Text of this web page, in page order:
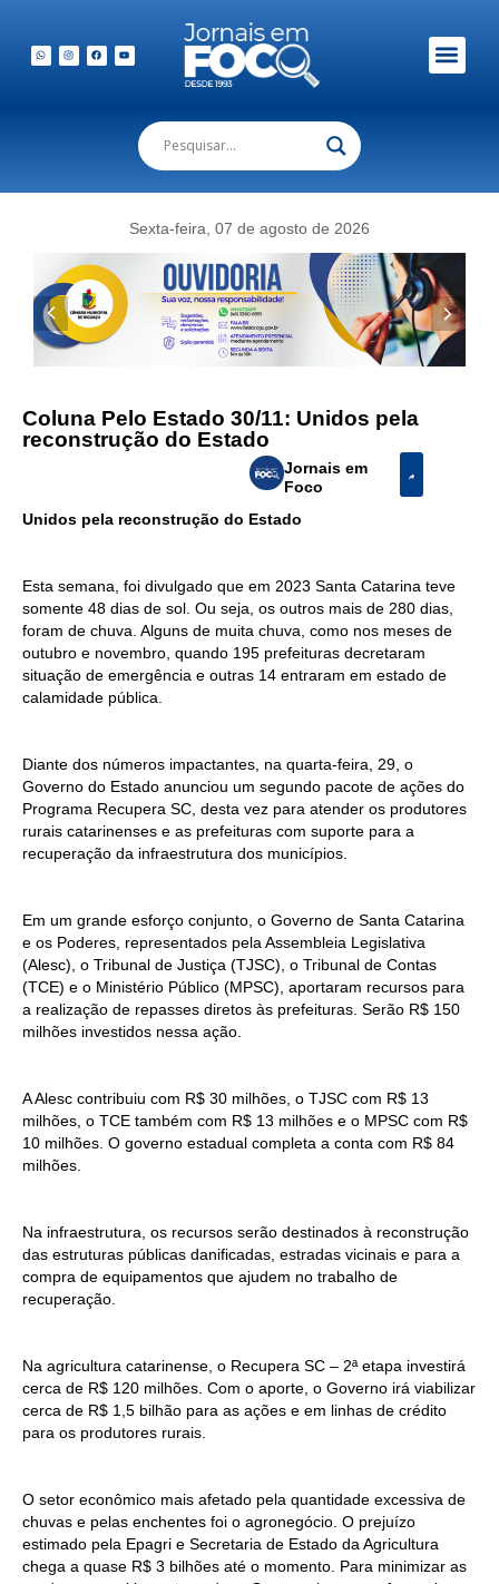
Sexta-feira, 07 de agosto de 2026
Coluna Pelo Estado 30/11: Unidos pela
reconstrução do Estado
Jornais em
Foco
Unidos pela reconstrução do Estado
Esta semana, foi divulgado que em 2023 Santa Catarina teve
somente 48 dias de sol. Ou seja, os outros mais de 280 dias,
foram de chuva. Alguns de muita chuva, como nos meses de
outubro e novembro, quando 195 prefeituras decretaram
situação de emergência e outras 14 entraram em estado de
calamidade pública.
Diante dos números impactantes, na quarta-feira, 29, o
Governo do Estado anunciou um segundo pacote de ações do
Programa Recupera SC, desta vez para atender os produtores
rurais catarinenses e as prefeituras com suporte para a
recuperação da infraestrutura dos municípios.
Em um grande esforço conjunto, o Governo de Santa Catarina
e os Poderes, representados pela Assembleia Legislativa
(Alesc), o Tribunal de Justiça (TJSC), o Tribunal de Contas
(TCE) e o Ministério Público (MPSC), aportaram recursos para
a realização de repasses diretos às prefeituras. Serão R$ 150
milhões investidos nessa ação.
A Alesc contribuiu com R$ 30 milhões, o TJSC com R$ 13
milhões, o TCE também com R$ 13 milhões e o MPSC com R$
10 milhões. O governo estadual completa a conta com R$ 84
milhões.
Na infraestrutura, os recursos serão destinados à reconstrução
das estruturas públicas danificadas, estradas vicinais e para a
compra de equipamentos que ajudem no trabalho de
recuperação.
Na agricultura catarinense, o Recupera SC – 2ª etapa investirá
cerca de R$ 120 milhões. Com o aporte, o Governo irá viabilizar
cerca de R$ 1,5 bilhão para as ações e em linhas de crédito
para os produtores rurais.
O setor econômico mais afetado pela quantidade excessiva de
chuvas e pelas enchentes foi o agronegócio. O prejuízo
estimado pela Epagri e Secretaria de Estado da Agricultura
chega a quase R$ 3 bilhões até o momento. Para minimizar as